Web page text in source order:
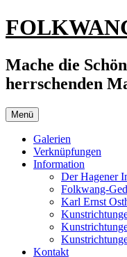
Zum
Inhalt
Mache die
herrschenden
Menü
Galerien
Verknüpfungen
Information
Der Hagener
Folkwang-
Karl Ernst
Kontakt